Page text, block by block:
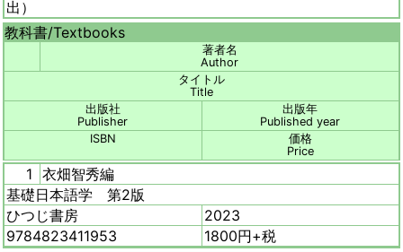
出）
教科書/Textbooks
著者名
Author
タイトル
Title
出版社
Publisher
出版年
Published year
ISBN
価格
Price
1 衣畑智秀編
基礎日本語学 第2版
ひつじ書房
2023
9784823411953
1800円+税